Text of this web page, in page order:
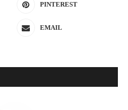
PINTEREST
EMAIL